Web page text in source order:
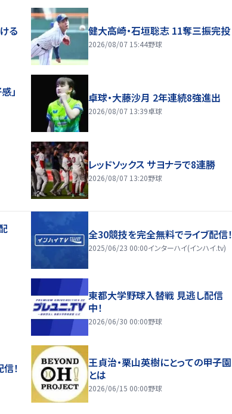
る 健大高崎・石垣聡志 11奪三振完投
2026/08/07 15:44野球
」 卓球・大藤沙月 2年連続8強進出
2026/08/07 13:39卓球
レッドソックス サヨナラで8連勝
2026/08/07 13:20野球
全30競技を完全無料でライブ配信！
2025/06/23 00:00インターハイ(インハイ.tv)
東都大学野球入替戦 見逃し配信
中！
2026/06/30 00:00野球
！
王貞治・栗山英樹にとっての甲子園
とは
2026/06/15 00:00野球